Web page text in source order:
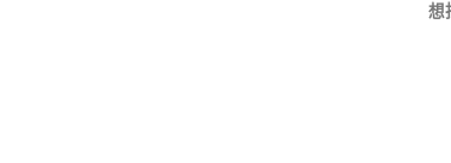
想